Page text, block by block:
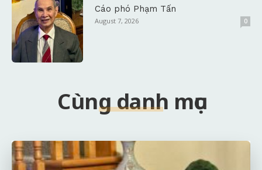
Cáo phó Phạm Tấn
August 7, 2026 0
Cùng danh mục